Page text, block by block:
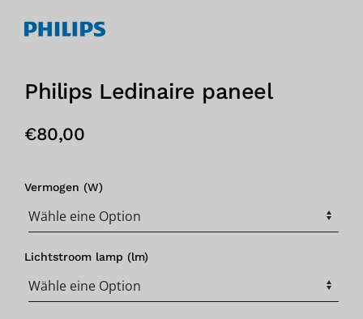
Philips Ledinaire paneel
€80,00
Vermogen (W)
Lichtstroom lamp (lm)